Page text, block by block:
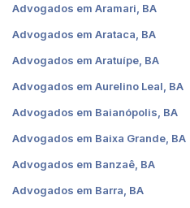
Advogados em Aramari, BA
Advogados em Arataca, BA
Advogados em Aratuípe, BA
Advogados em Aurelino Leal, BA
Advogados em Baianópolis, BA
Advogados em Baixa Grande, BA
Advogados em Banzaê, BA
Advogados em Barra, BA